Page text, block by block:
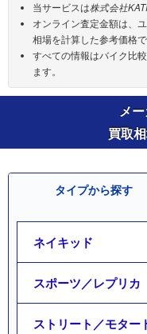
当サービスは株式会社
オンライン査定金額は、
相場を計算した参考価格で
すべての情報はバイク比
ます。
メ
買取
タイプから探す
ネイキッド
スポーツ／レプリカ
ストリート／モター